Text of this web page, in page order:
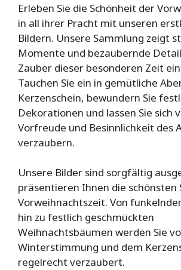
Erleben Sie die Schönheit der
in all ihrer Pracht mit unseren
Bildern. Unsere Sammlung zeigt
Momente und bezaubernde
Zauber dieser besonderen Zeit
Tauchen Sie ein in gemütliche
Kerzenschein, bewundern Sie
Dekorationen und lassen Sie sich
Vorfreude und Besinnlichkeit des
verzaubern.
Unsere Bilder sind sorgfältig
präsentieren Ihnen die schönsten
Vorweihnachtszeit. Von
hin zu festlich geschmückten
Weihnachtsbäumen werden Sie
Winterstimmung und dem
regelrecht verzaubert.